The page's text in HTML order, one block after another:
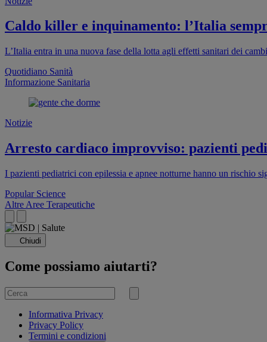
Caldo killer e inquinamento: l’Italia
L’Italia entra in una nuova fase della lotta agli effetti sanitari dei
Quotidiano Sanità
Informazione Sanitaria
Notizie
Arresto cardiaco improvviso: pazienti
I pazienti pediatrici con epilessia e apnee notturne hanno un
Popular Science
Altre Aree Terapeutiche
Chiudi
Come possiamo aiutarti?
Cerca
per
Invia
Informativa Privacy
Privacy Policy
Termini e condizioni